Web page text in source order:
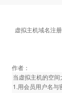
虚拟主机域名注
作者：
当虚拟主机的空
1.用会员用户名与